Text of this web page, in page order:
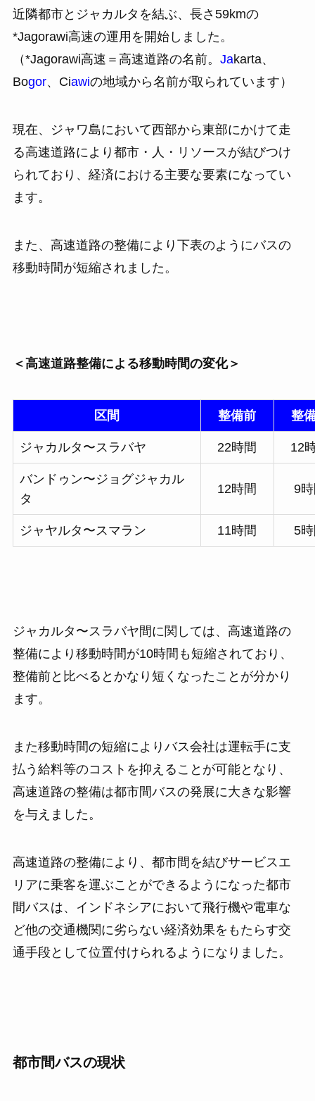
近隣都市とジャカルタを結ぶ、長さ59kmの
*Jagorawi高速の運用を開始しました。
（*Jagorawi高速＝高速道路の名前。 Jakarta、
Bogor、Ciawiの地域から名前が取られています）
現在、ジャワ島において西部から東部にかけて走
る高速道路により都市・人・リソースが結びつけ
られており、経済における主要な要素になってい
ます。
また、高速道路の整備により下表のようにバスの
移動時間が短縮されました。
＜高速道路整備による移動時間の変化＞
区間 整備前 整
ジャカルタ〜スラバヤ 22時間 12
バンドゥン〜ジョグジャカル
タ
12時間 9
ジャヤルタ〜スマラン 11時間 5
ジャカルタ〜スラバヤ間に関しては、高速道路の
整備により移動時間が10時間も短縮されており、
整備前と比べるとかなり短くなったことが分かり
ます。
また移動時間の短縮によりバス会社は運転手に支
払う給料等のコストを抑えることが可能となり、
高速道路の整備は都市間バスの発展に大きな影響
を与えました。
高速道路の整備により、都市間を結びサービスエ
リアに乗客を運ぶことができるようになった都市
間バスは、インドネシアにおいて飛行機や電車な
ど他の交通機関に劣らない経済効果をもたらす交
通手段として位置付けられるようになりました。
都市間バスの現状